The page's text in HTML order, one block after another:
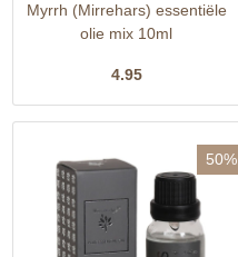
Myrrh (Mirrehars) essentiële
olie mix 10ml
4.95
50%